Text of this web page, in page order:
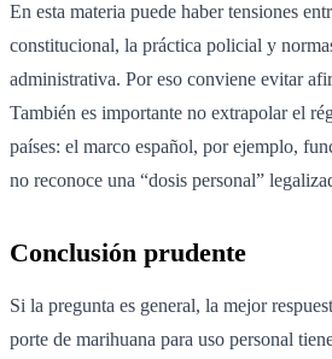
En esta materia puede haber tensiones
constitucional, la práctica policial y
administrativa. Por eso conviene evitar
También es importante no extrapolar el
países: el marco español, por ejemplo,
no reconoce una “dosis personal”
Conclusión prudente
Si la pregunta es general, la mejor
porte de marihuana para uso personal